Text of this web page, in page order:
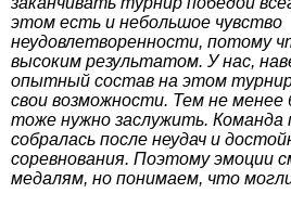
этом есть и небольшое чувство
неудовлетворенности, потому
высоким результатом. У нас,
опытный состав на этом
свои возможности. Тем не менее
тоже нужно заслужить. Команда
собралась после неудач и
соревнования. Поэтому эмоции
медалям, но понимаем, что